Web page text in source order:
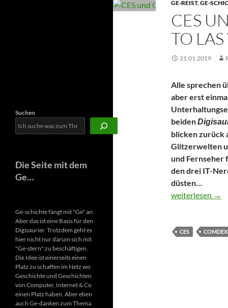
GE-REIST,GE-
CES
TO
21.01.2019
Alle sprechen
aber erst
beiden
blicken zurück
Glitzerwelten
und Fernseher
den drei IT-
düsten…
CES und
weiterlesen →
CES COMDEX
Suchen
Die Seite mit dem
Ge…
Ge-schichte fängt mit "Ge" an.
Aber das ist eine Basis für den
Digisaurier. Trotzdem geht es
hier nicht nur darum sich mit
"Ge-stern" zu beschäftigen.
Die Idee ist einerseits einen
Platz zu schaffen im Netz wo
Geschichte und Geschichten
von Computer, Internet & Co
einen Platz haben. Aber eben
auch Ge-danken zum Thema.